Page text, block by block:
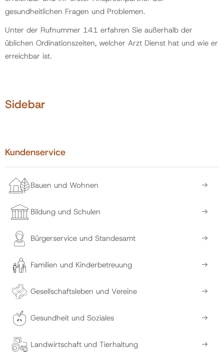
Gemeinde
Kontakt
gesundheitlichen Fragen und Problemen.
Unter der Rufnummer 141 erfahren Sie außerhalb der
üblichen Ordinationszeiten, welcher Arzt Dienst hat und wie er
erreichbar ist.
Sidebar
Kundenservice
Bauen und Wohnen
Bildung und Schulen
Bürgerservice und Standesamt
Familien und Kinderbetreuung
Gesellschaftsleben und Vereine
Gesundheit und Soziales
Landwirtschaft und Tierhaltung